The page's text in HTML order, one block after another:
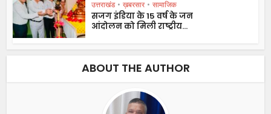
उत्तराखंड • ख़बरसार • सामाजिक
सजग इंडिया के 15 वर्ष के जन
आंदोलन को मिली राष्ट्रीय...
ABOUT THE AUTHOR